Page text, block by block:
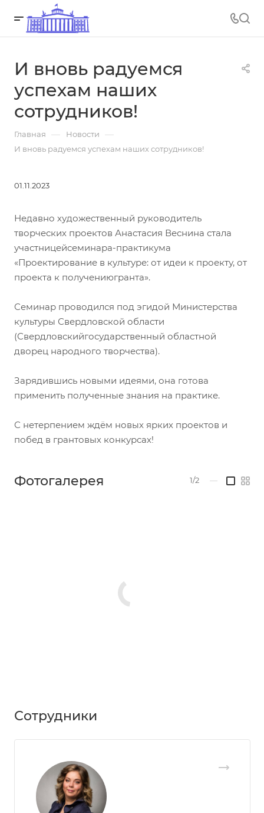
И вновь радуемся
успехам наших
сотрудников!
Главная — Новости —
И вновь радуемся успехам наших сотрудников!
01.11.2023
Недавно художественный руководитель
творческих проектов Анастасия Веснина стала
участницейсеминара-практикума
«Проектирование в культуре: от идеи к проекту, от
проекта к получениюгранта».
Семинар проводился под эгидой Министерства
культуры Свердловской области
(Свердловскийгосударственный областной
дворец народного творчества).
Зарядившись новыми идеями, она готова
применить полученные знания на практике.
С нетерпением ждём новых ярких проектов и
побед в грантовых конкурсах!
Фотогалерея 1/2 —
Сотрудники